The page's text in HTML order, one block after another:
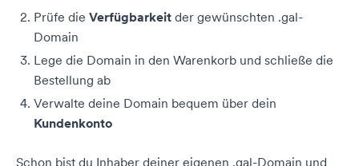
Prüfe die Verfügbarkeit der gewünschten .gal-
Domain
Lege die Domain in den Warenkorb und schließe die
Bestellung ab
Verwalte deine Domain bequem über dein
Kundenkonto
Schon bist du Inhaber deiner eigenen .gal-Domain und